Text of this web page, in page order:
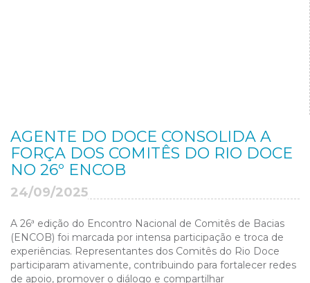
AGENTE DO DOCE CONSOLIDA A
FORÇA DOS COMITÊS DO RIO DOCE
NO 26º ENCOB
24/09/2025
A 26ª edição do Encontro Nacional de Comitês de Bacias
(ENCOB) foi marcada por intensa participação e troca de
experiências. Representantes dos Comitês do Rio Doce
participaram ativamente, contribuindo para fortalecer redes
de apoio, promover o diálogo e compartilhar